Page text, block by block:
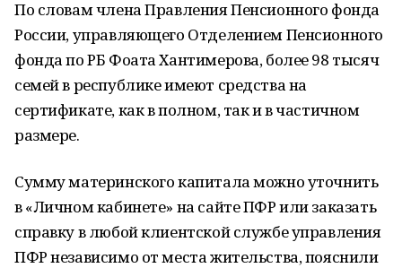
По словам члена Правления Пенсионного фонда
России, управляющего Отделением Пенсионного
фонда по РБ Фоата Хантимерова, более 98 тысяч
семей в республике имеют средства на
сертификате, как в полном, так и в частичном
размере.
Сумму материнского капитала можно уточнить
в «Личном кабинете» на сайте ПФР или заказать
справку в любой клиентской службе управления
ПФР независимо от места жительства, пояснили